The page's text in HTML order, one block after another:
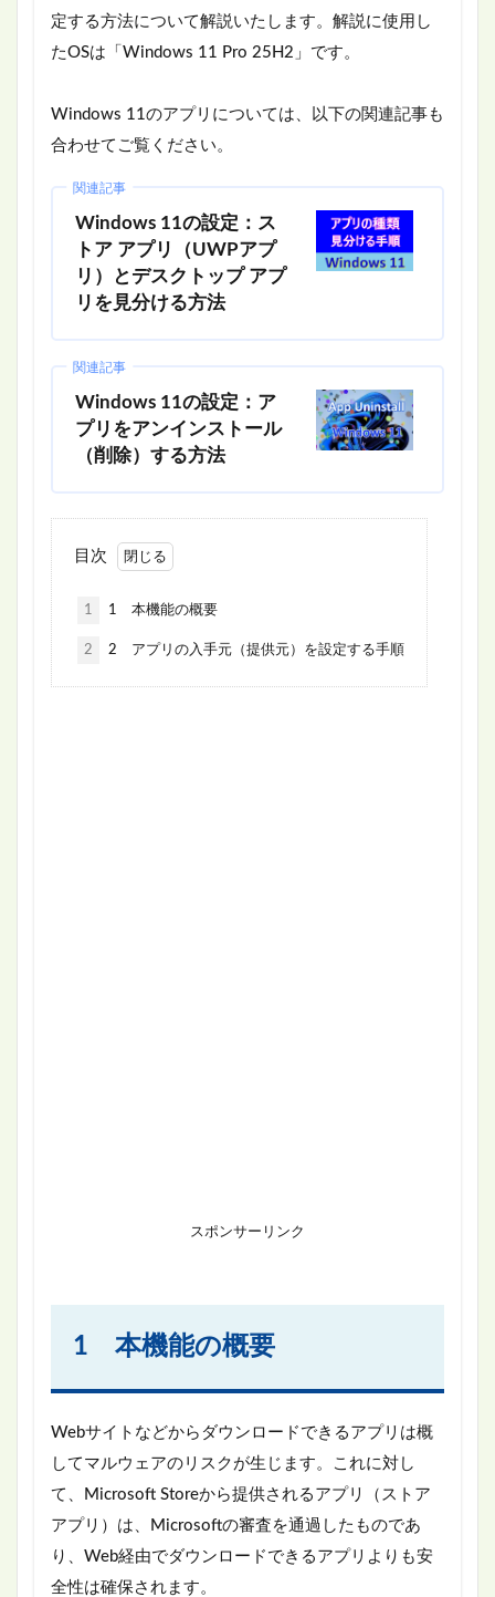
定する方法について解説いたします。解説に使用し
たOSは「Windows 11 Pro 25H2」です。
Windows 11のアプリについては、以下の関連記事も
合わせてご覧ください。
関連記事
Windows 11の設定：ス
トア アプリ（UWPアプ
リ）とデスクトップ アプ
リを見分ける方法
関連記事
Windows 11の設定：ア
プリをアンインストール
（削除）する方法
目次
1 1 本機能の概要
2 2 アプリの入手元（提供元）を設定する手順
スポンサーリンク
1 本機能の概要
Webサイトなどからダウンロードできるアプリは概
してマルウェアのリスクが生じます。これに対し
て、Microsoft Storeから提供されるアプリ（ストア
アプリ）は、Microsoftの審査を通過したものであ
り、Web経由でダウンロードできるアプリよりも安
全性は確保されます。